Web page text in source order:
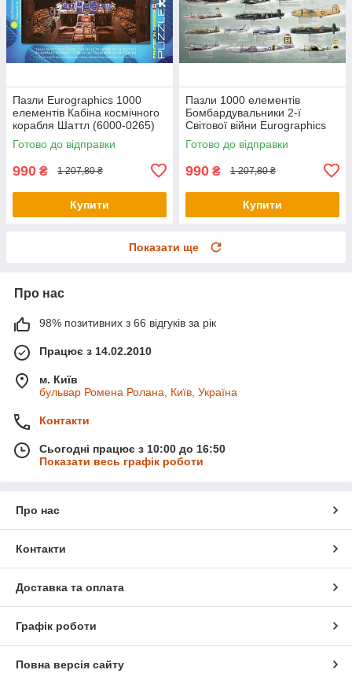
Пазли Eurographics 1000
елементів Кабіна космічного
корабля Шаттл (6000-0265)
Готово до відправки
990 ₴ 1 207,80 ₴
Купити
Пазли 1000 елементів
Бомбардувальники 2-ї
Світової війни Eurographics
6000-0378
Готово до відправки
990 ₴ 1 207,80 ₴
Купити
Показати ще
Про нас
98% позитивних з 66 відгуків за рік
Працює з 14.02.2010
м. Київ
бульвар Ромена Ролана, Київ, Україна
Контакти
Сьогодні працює з 10:00 до 16:50
Показати весь графік роботи
Про нас
Контакти
Доставка та оплата
Графік роботи
Повна версія сайту